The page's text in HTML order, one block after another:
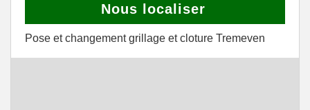
Nous localiser
Pose et changement grillage et cloture Tremeven